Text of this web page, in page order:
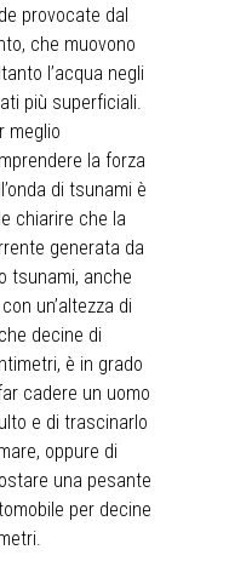
provocate dal
che muovono
l’acqua negli
più superficiali.
meglio
la forza
di tsunami è
chiarire che la
generata da
tsunami, anche
un’altezza di
decine di
è in grado
cadere un uomo
e di trascinarlo
oppure di
una pesante
per decine